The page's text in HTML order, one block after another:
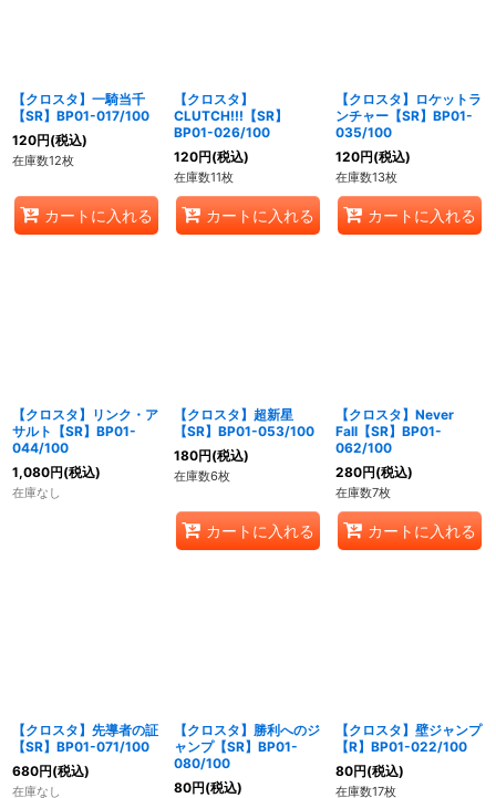
【クロスタ】一騎当千
【SR】BP01-017/100
120円(税込)
在庫数12枚
カートに入れる
【クロスタ】
CLUTCH!!!【SR】
BP01-026/100
120円(税込)
在庫数11枚
カートに入れる
【クロスタ】ロケットラ
ンチャー【SR】BP01-
035/100
120円(税込)
在庫数13枚
カートに入れる
【クロスタ】リンク・ア
サルト【SR】BP01-
044/100
1,080円(税込)
在庫なし
【クロスタ】超新星
【SR】BP01-053/100
180円(税込)
在庫数6枚
カートに入れる
【クロスタ】Never
Fall【SR】BP01-
062/100
280円(税込)
在庫数7枚
カートに入れる
【クロスタ】先導者の証
【SR】BP01-071/100
680円(税込)
在庫なし
【クロスタ】勝利へのジ
ャンプ【SR】BP01-
080/100
80円(税込)
【クロスタ】壁ジャンプ
【R】BP01-022/100
80円(税込)
在庫数17枚